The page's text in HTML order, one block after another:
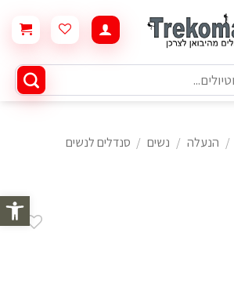
פתח
/ הנעלה / נשים / סנדלים לנשים